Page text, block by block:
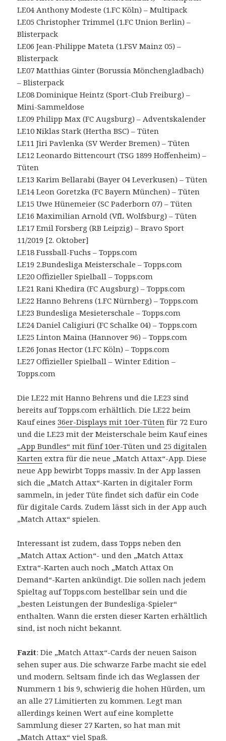
LE04 Anthony Modeste (1.FC Köln) – Multipack
LE05 Christopher Trimmel (1.FC Union Berlin) –
Blisterpack
LE06 Jean-Philippe Mateta (1.FSV Mainz 05) –
Blisterpack
LE07 Matthias Ginter (Borussia Mönchengladbach)
– Blisterpack
LE08 Dominique Heintz (Sport-Club Freiburg) –
Mini-Sammeldose
LE09 Philipp Max (FC Augsburg) – Adventskalender
LE10 Niklas Stark (Hertha BSC) – Tüten
LE11 Jiri Pavlenka (SV Werder Bremen) – Tüten
LE12 Leonardo Bittencourt (TSG 1899 Hoffenheim) –
Tüten
LE13 Karim Bellarabi (Bayer 04 Leverkusen) – Tüten
LE14 Leon Goretzka (FC Bayern München) – Tüten
LE15 Uwe Hünemeier (SC Paderborn 07) – Tüten
LE16 Maximilian Arnold (VfL Wolfsburg) – Tüten
LE17 Emil Forsberg (RB Leipzig) – Bravo Sport
11/2019 [2. Oktober]
LE18 Fussball-Fuchs – Topps.com
LE19 2.Bundesliga Meisterschale – Topps.com
LE20 Offizieller Spielball – Topps.com
LE21 Rani Khedira (FC Augsburg) – Topps.com
LE22 Hanno Behrens (1.FC Nürnberg) – Topps.com
LE23 Bundesliga Mesieterschale – Topps.com
LE24 Daniel Caligiuri (FC Schalke 04) – Topps.com
LE25 Linton Maina (Hannover 96) – Topps.com
LE26 Jonas Hector (1.FC Köln) – Topps.com
LE27 Offizieller Spielball – Winter Edition –
Topps.com
Die LE22 mit Hanno Behrens und die LE23 sind
bereits auf Topps.com erhältlich. Die LE22 beim
Kauf eines36er-Displays mit 10er-Tüten für 72 Euro
und die LE23 mit der Meisterschale beim Kauf eines
„App Bundles“ mit fünf 10er-Tüten und 25 digitalen
Karten extra für die neue „Match Attax“-App. Diese
neue App bewirbt Topps massiv. In der App lassen
sich die „Match Attax“-Karten in digitaler Form
sammeln, in jeder Tüte findet sich dafür ein Code
für digitale Cards. Zudem lässt sich in der App auch
„Match Attax“ spielen.
Interessant ist zudem, dass Topps neben den
„Match Attax Action“- und den „Match Attax
Extra“-Karten auch noch „Match Attax On
Demand“-Karten ankündigt. Die sollen nach jedem
Spieltag auf Topps.com bestellbar sein und die
„besten Leistungen der Bundesliga-Spieler“
enthalten. Wann die ersten dieser Karten erhältlich
sind, ist noch nicht bekannt.
Fazit: Die „Match Attax“-Cards der neuen Saison
sehen super aus. Die schwarze Farbe macht sie edel
und modern. Seltsam finde ich das Weglassen der
Nummern 1 bis 9, schwierig die hohen Hürden, um
an alle 27 Limitierten zu kommen. Legt man
allerdings keinen Wert auf eine komplette
Sammlung dieser 27 Karten, so hat man mit
„Match Attax“ viel Spaß.